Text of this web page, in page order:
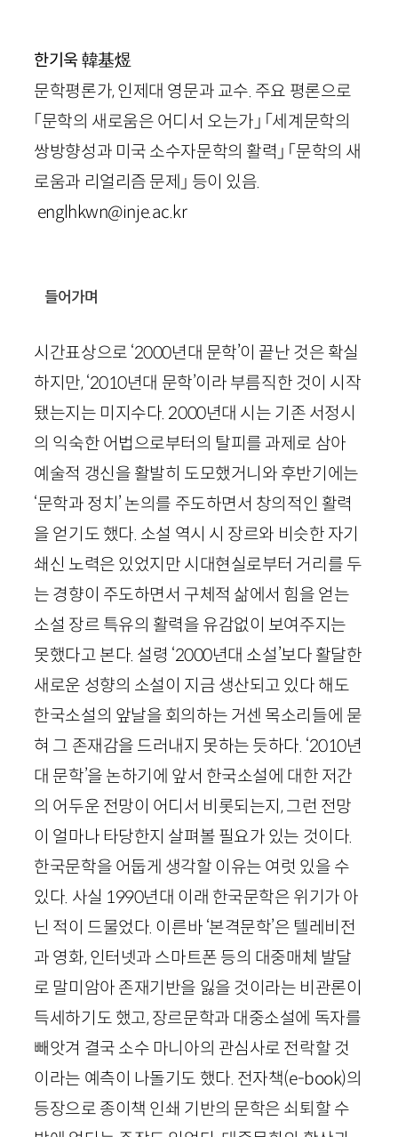
한기욱韓基煜
문학평론가, 인제대 영문과 교수. 주요 평론으로
「문학의 새로움은 어디서 오는가」 「세계문학의
쌍방향성과 미국 소수자문학의 활력」 「문학의 새
로움과 리얼리즘 문제」 등이 있음.
englhkwn@inje.ac.kr
들어가며
시간표상으로 ‘2000년대 문학’이 끝난 것은 확실
하지만, ‘2010년대 문학’이라 부름직한 것이 시작
됐는지는 미지수다. 2000년대 시는 기존 서정시
의 익숙한 어법으로부터의 탈피를 과제로 삼아
예술적 갱신을 활발히 도모했거니와 후반기에는
‘문학과 정치’ 논의를 주도하면서 창의적인 활력
을 얻기도 했다. 소설 역시 시 장르와 비슷한 자기
쇄신 노력은 있었지만 시대현실로부터 거리를 두
는 경향이 주도하면서 구체적 삶에서 힘을 얻는
소설 장르 특유의 활력을 유감없이 보여주지는
못했다고 본다. 설령 ‘2000년대 소설’보다 활달한
새로운 성향의 소설이 지금 생산되고 있다 해도
한국소설의 앞날을 회의하는 거센 목소리들에 묻
혀 그 존재감을 드러내지 못하는 듯하다. ‘2010년
대 문학’을 논하기에 앞서 한국소설에 대한 저간
의 어두운 전망이 어디서 비롯되는지, 그런 전망
이 얼마나 타당한지 살펴볼 필요가 있는 것이다.
한국문학을 어둡게 생각할 이유는 여럿 있을 수
있다. 사실 1990년대 이래 한국문학은 위기가 아
닌 적이 드물었다. 이른바 ‘본격문학’은 텔레비전
과 영화, 인터넷과 스마트폰 등의 대중매체 발달
로 말미암아 존재기반을 잃을 것이라는 비관론이
득세하기도 했고, 장르문학과 대중소설에 독자를
빼앗겨 결국 소수 마니아의 관심사로 전락할 것
이라는 예측이 나돌기도 했다. 전자책(e-book)의
등장으로 종이책 인쇄 기반의 문학은 쇠퇴할 수